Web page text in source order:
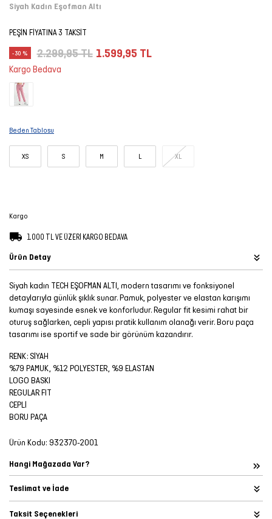
Siyah Kadın Eşofman Altı
PEŞİN FİYATINA 3 TAKSİT
-30 % 2.299,95 TL 1.599,95 TL
Kargo Bedava
Beden Tablosu
XS S M L XL
Kargo
1.000 TL VE ÜZERİ KARGO BEDAVA
Ürün Detay
Siyah kadın TECH EŞOFMAN ALTI, modern tasarımı ve fonksiyonel
detaylarıyla günlük şıklık sunar. Pamuk, polyester ve elastan karışımı
kumaşı sayesinde esnek ve konforludur. Regular fit kesimi rahat bir
oturuş sağlarken, cepli yapısı pratik kullanım olanağı verir. Boru paça
tasarımı ise sportif ve sade bir görünüm kazandırır.
RENK: SİYAH
%79 PAMUK, %12 POLYESTER, %9 ELASTAN
LOGO BASKI
REGULAR FIT
CEPLİ
BORU PAÇA
Ürün Kodu: 932370-2001
Hangi Mağazada Var?
Teslimat ve İade
Taksit Seçenekleri